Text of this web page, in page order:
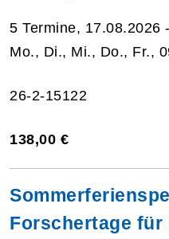
5 Termine, 17.08.2026
Mo., Di., Mi., Do., Fr.,
26-2-15122
138,00 €
Forschertage für